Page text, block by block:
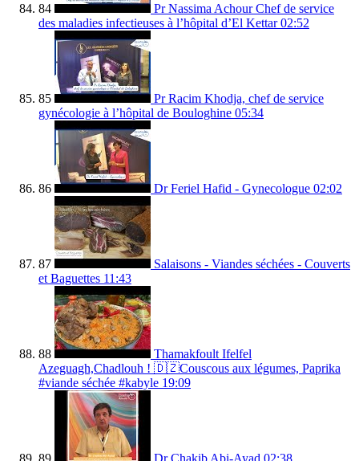
84
Pr Nassima Achour Chef de service
des maladies infectieuses à l’hôpital d’El Kettar 02:52
85
Pr Racim Khodja, chef de service
gynécologie à l’hôpital de Bouloghine 05:34
86 Dr Feriel Hafid - Gynecologue 02:02
87
Salaisons - Viandes séchées - Couverts
et Baguettes 11:43
88
Thamakfoult Ifelfel
Azeguagh,Chadlouh ! 🇩🇿Couscous aux légumes, Paprika
#viande séchée #kabyle 19:09
89 Dr Chakib Abi-Ayad 02:38